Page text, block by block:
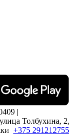
|
Толбухина, 2,
+375 291212755